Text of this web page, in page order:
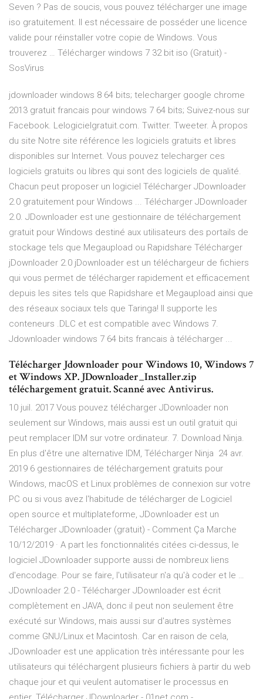
Seven ? Pas de soucis, vous pouvez télécharger une image
iso gratuitement. Il est nécessaire de posséder une licence
valide pour réinstaller votre copie de Windows. Vous
trouverez … Télécharger windows 7 32 bit iso (Gratuit) -
SosVirus
jdownloader windows 8 64 bits; telecharger google chrome
2013 gratuit francais pour windows 7 64 bits; Suivez-nous sur
Facebook. Lelogicielgratuit.com. Twitter. Tweeter. À propos
du site Notre site référence les logiciels gratuits et libres
disponibles sur Internet. Vous pouvez telecharger ces
logiciels gratuits ou libres qui sont des logiciels de qualité.
Chacun peut proposer un logiciel Télécharger JDownloader
2.0 gratuitement pour Windows ... Télécharger JDownloader
2.0. JDownloader est une gestionnaire de téléchargement
gratuit pour Windows destiné aux utilisateurs des portails de
stockage tels que Megaupload ou Rapidshare Télécharger
jDownloader 2.0 jDownloader est un téléchargeur de fichiers
qui vous permet de télécharger rapidement et efficacement
depuis les sites tels que Rapidshare et Megaupload ainsi que
des réseaux sociaux tels que Taringa! Il supporte les
conteneurs .DLC et est compatible avec Windows 7.
Jdownloader windows 7 64 bits francais à télécharger ...
Télécharger Jdownloader pour Windows 10, Windows 7
et Windows XP. JDownloader_Installer.zip
téléchargement gratuit. Scanné avec Antivirus.
10 juil. 2017 Vous pouvez télécharger JDownloader non
seulement sur Windows, mais aussi est un outil gratuit qui
peut remplacer IDM sur votre ordinateur. 7. Download Ninja.
En plus d'être une alternative IDM, Télécharger Ninja 24 avr.
2019 6 gestionnaires de téléchargement gratuits pour
Windows, macOS et Linux problèmes de connexion sur votre
PC ou si vous avez l'habitude de télécharger de Logiciel
open source et multiplateforme, JDownloader est un
Télécharger JDownloader (gratuit) - Comment Ça Marche
10/12/2019 · A part les fonctionnalités citées ci-dessus, le
logiciel JDownloader supporte aussi de nombreux liens
d'encodage. Pour se faire, l'utilisateur n'a qu'à coder et le …
JDownloader 2.0 - Télécharger JDownloader est écrit
complètement en JAVA, donc il peut non seulement être
exécuté sur Windows, mais aussi sur d'autres systèmes
comme GNU/Linux et Macintosh. Car en raison de cela,
JDownloader est une application très intéressante pour les
utilisateurs qui téléchargent plusieurs fichiers à partir du web
chaque jour et qui veulent automatiser le processus en